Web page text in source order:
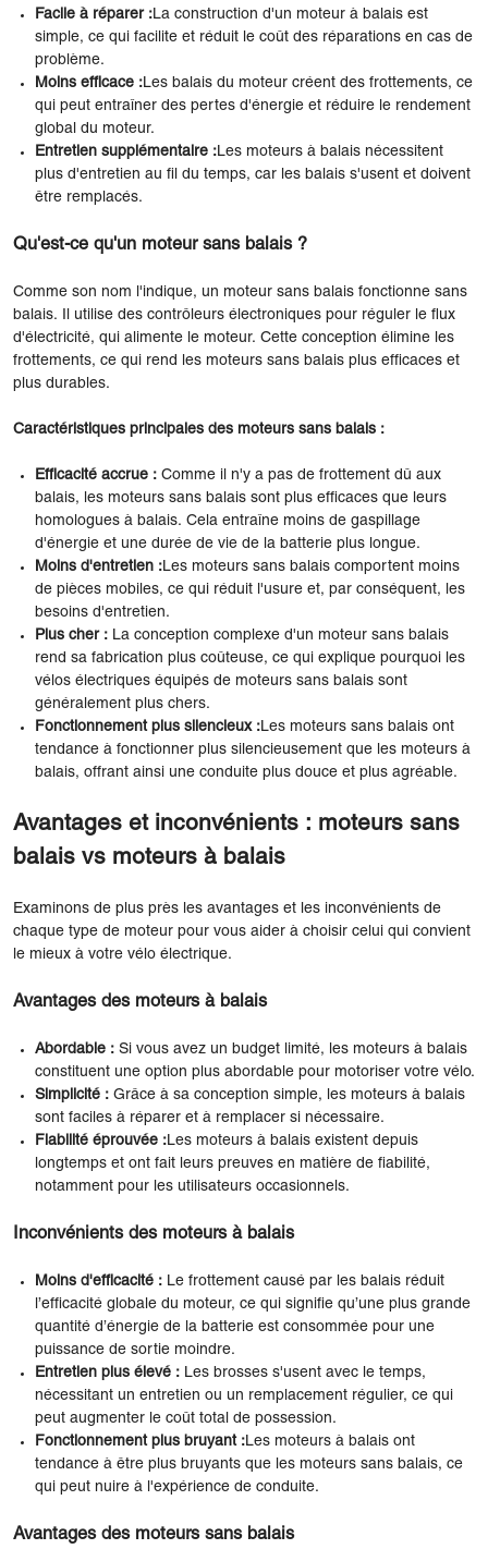
Facile à réparer :La construction d'un moteur à balais est
simple, ce qui facilite et réduit le coût des réparations en cas de
problème.
Moins efficace :Les balais du moteur créent des frottements, ce
qui peut entraîner des pertes d'énergie et réduire le rendement
global du moteur.
Entretien supplémentaire :Les moteurs à balais nécessitent
plus d'entretien au fil du temps, car les balais s'usent et doivent
être remplacés.
Qu'est-ce qu'un moteur sans balais ?
Comme son nom l'indique, un moteur sans balais fonctionne sans
balais. Il utilise des contrôleurs électroniques pour réguler le flux
d'électricité, qui alimente le moteur. Cette conception élimine les
frottements, ce qui rend les moteurs sans balais plus efficaces et
plus durables.
Caractéristiques principales des moteurs sans balais :
Efficacité accrue : Comme il n'y a pas de frottement dû aux
balais, les moteurs sans balais sont plus efficaces que leurs
homologues à balais. Cela entraîne moins de gaspillage
d'énergie et une durée de vie de la batterie plus longue.
Moins d'entretien :Les moteurs sans balais comportent moins
de pièces mobiles, ce qui réduit l'usure et, par conséquent, les
besoins d'entretien.
Plus cher : La conception complexe d'un moteur sans balais
rend sa fabrication plus coûteuse, ce qui explique pourquoi les
vélos électriques équipés de moteurs sans balais sont
généralement plus chers.
Fonctionnement plus silencieux :Les moteurs sans balais ont
tendance à fonctionner plus silencieusement que les moteurs à
balais, offrant ainsi une conduite plus douce et plus agréable.
Avantages et inconvénients : moteurs sans
balais vs moteurs à balais
Examinons de plus près les avantages et les inconvénients de
chaque type de moteur pour vous aider à choisir celui qui convient
le mieux à votre vélo électrique.
Avantages des moteurs à balais
Abordable : Si vous avez un budget limité, les moteurs à balais
constituent une option plus abordable pour motoriser votre vélo.
Simplicité : Grâce à sa conception simple, les moteurs à balais
sont faciles à réparer et à remplacer si nécessaire.
Fiabilité éprouvée :Les moteurs à balais existent depuis
longtemps et ont fait leurs preuves en matière de fiabilité,
notamment pour les utilisateurs occasionnels.
Inconvénients des moteurs à balais
Moins d'efficacité : Le frottement causé par les balais réduit
l’efficacité globale du moteur, ce qui signifie qu’une plus grande
quantité d’énergie de la batterie est consommée pour une
puissance de sortie moindre.
Entretien plus élevé : Les brosses s'usent avec le temps,
nécessitant un entretien ou un remplacement régulier, ce qui
peut augmenter le coût total de possession.
Fonctionnement plus bruyant :Les moteurs à balais ont
tendance à être plus bruyants que les moteurs sans balais, ce
qui peut nuire à l'expérience de conduite.
Avantages des moteurs sans balais